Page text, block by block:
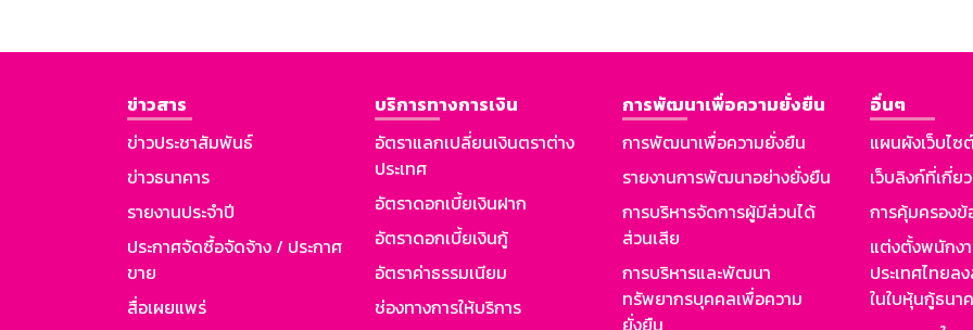
ข่าวสาร
ข่าวประชาสัมพันธ์
ข่าวธนาคาร
รายงานประจำปี
ประกาศจัดซื้อจัดจ้าง / ประกาศ
ขาย
สื่อเผยแพร่
บริการทางการเงิน
อัตราแลกเปลี่ยนเงินตราต่าง
ประเทศ
อัตราดอกเบี้ยเงินฝาก
อัตราดอกเบี้ยเงินกู้
อัตราค่าธรรมเนียม
ช่องทางการให้บริการ
การพัฒนาเพื่อความยั่งยืน
การพัฒนาเพื่อความยั่งยืน
รายงานการพัฒนาอย่างยั่งยืน
การบริหารจัดการผู้มีส่วนได้
ส่วนเสีย
การบริหารและพัฒนา
ทรัพยากรบุคคลเพื่อความ
อื่นๆ
แผนผังเว็บไซ
เว็บลิงก์ที่เกี่ย
การคุ้มครอง
แต่งตั้งพนักง
ประเทศไทยล
ในใบหุ้นกู้ธนา